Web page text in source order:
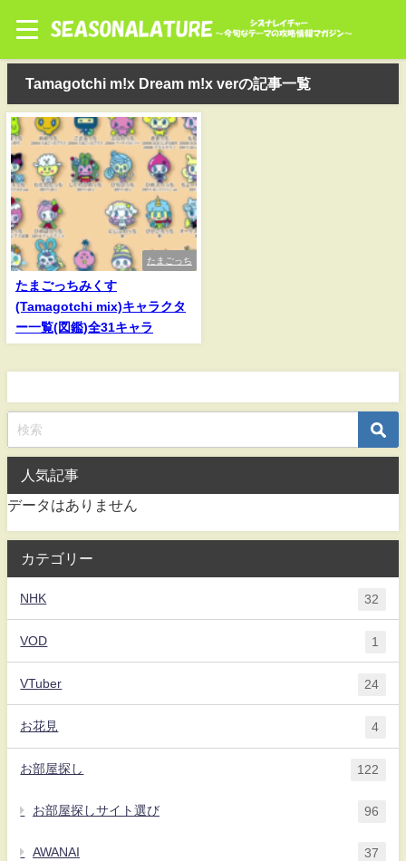
Tamagotchi m!x Dream m!x verの記事一覧
たまごっち
たまごっちみくす
(Tamagotchi mix)キャラクタ
ー一覧(図鑑)全31キャラ
人気記事
データはありません
カテゴリー
NHK 32
VOD 1
VTuber 24
お花見 4
お部屋探し 122
お部屋探しサイト選び 96
AWANAI 37